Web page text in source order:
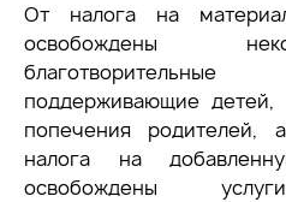
От налога на
освобождены
поддерживающие детей,
попечения родителей,
налога на
освобождены